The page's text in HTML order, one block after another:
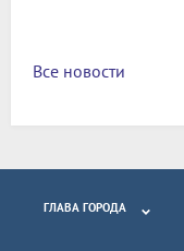
Все новости
ГЛАВА ГОРОДА